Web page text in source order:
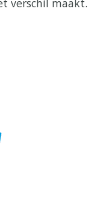
verschil maakt.